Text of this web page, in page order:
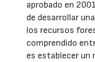
aprobado en
de desarrollar
los recursos
comprendido
es establecer un